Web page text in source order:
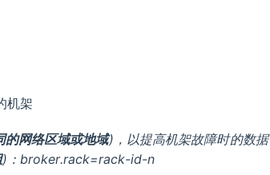
机架
的网络区域或地域)，以提高机架故障时的数据
)：broker.rack=rack-id-n